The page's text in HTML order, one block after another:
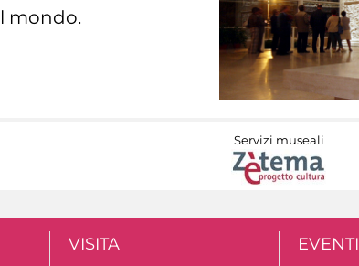
mondo.
Servizi museali
VISITA EVENTI